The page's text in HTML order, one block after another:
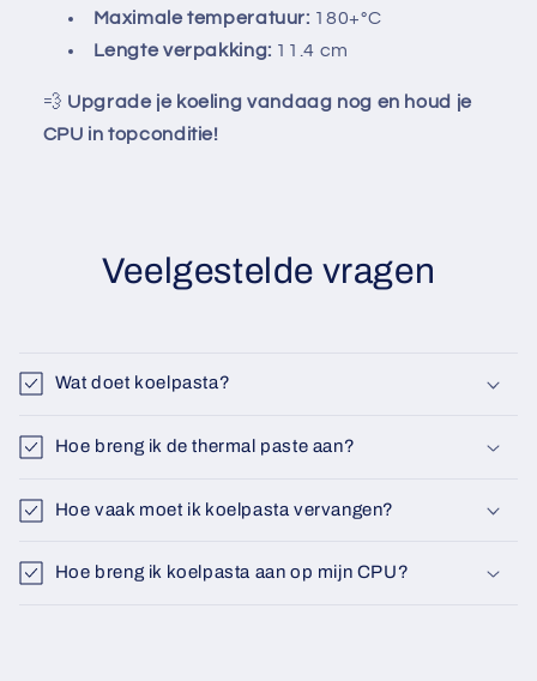
Maximale temperatuur: 180+°C
Lengte verpakking: 11.4 cm
💨 Upgrade je koeling vandaag nog en houd je
CPU in topconditie!
Veelgestelde vragen
Wat doet koelpasta?
Hoe breng ik de thermal paste aan?
Hoe vaak moet ik koelpasta vervangen?
Hoe breng ik koelpasta aan op mijn CPU?